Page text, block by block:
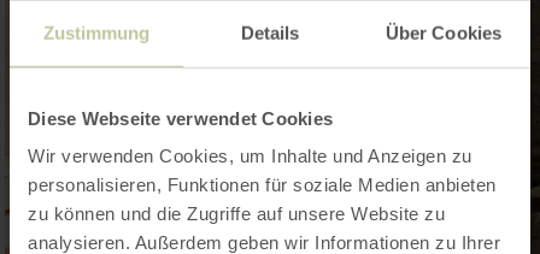
Zustimmung Details Über Cookies
Diese Webseite verwendet Cookies
Wir verwenden Cookies, um Inhalte und Anzeigen zu
personalisieren, Funktionen für soziale Medien anbieten
zu können und die Zugriffe auf unsere Website zu
analysieren. Außerdem geben wir Informationen zu Ihrer